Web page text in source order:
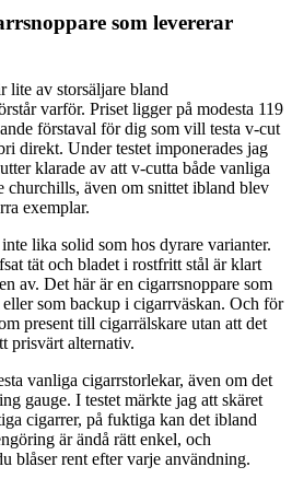
som levererar
lite av storsäljare bland
varför. Priset ligger på modesta 119
förstaval för dig som vill testa v-cut
direkt. Under testet imponerades jag
klarade av att v-cutta både vanliga
churchills, även om snittet ibland blev
exemplar.
lika solid som hos dyrare varianter.
tät och bladet i rostfritt stål är klart
av. Det här är en cigarrsnoppare som
som backup i cigarrväskan. Och för
present till cigarrälskare utan att det
prisvärt alternativ.
vanliga cigarrstorlekar, även om det
gauge. I testet märkte jag att skäret
cigarrer, på fuktiga kan det ibland
är ändå rätt enkel, och
blåser rent efter varje användning.